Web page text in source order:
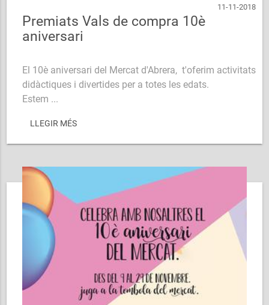
11-11-2018
Premiats Vals de compra 10è
aniversari
El 10è aniversari del Mercat d'Abrera, t'oferim activitats
didàctiques i divertides per a totes les edats.
Estem ...
LLEGIR MÉS